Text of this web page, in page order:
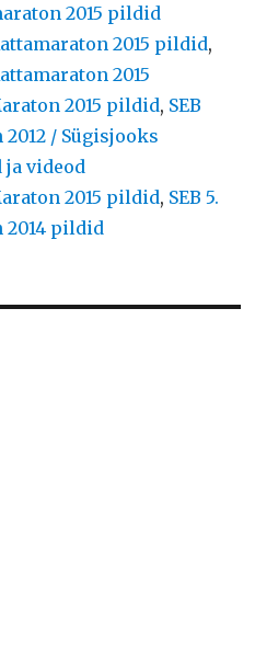
2015 pildid
2015 pildid,
2015
2015 pildid, SEB
/ Sügisjooks
videod
2015 pildid, SEB 5.
pildid